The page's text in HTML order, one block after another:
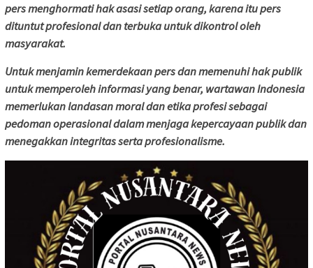
pers menghormati hak asasi setiap orang, karena itu pers
dituntut profesional dan terbuka untuk dikontrol oleh
masyarakat.
Untuk menjamin kemerdekaan pers dan memenuhi hak publik
untuk memperoleh informasi yang benar, wartawan Indonesia
memerlukan landasan moral dan etika profesi sebagai
pedoman operasional dalam menjaga kepercayaan publik dan
menegakkan integritas serta profesionalisme.